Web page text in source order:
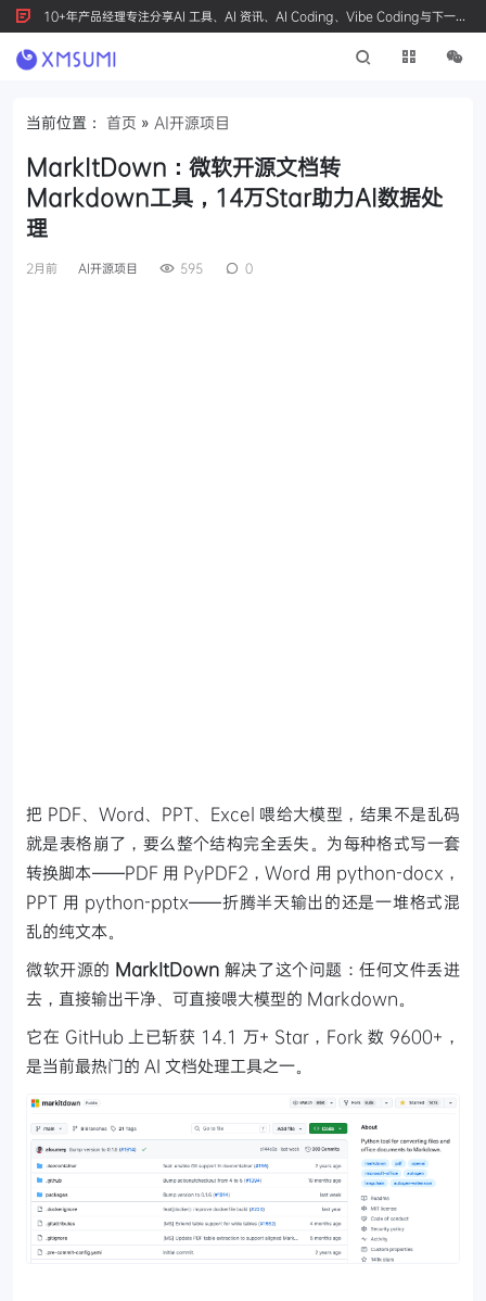
10+年产品经理专注分享AI 工具、AI 资讯、AI Coding、Vibe Coding与下一代
产品创新，按 Ctrl+D 收藏我们
当前位置： 首页 » AI开源项目
MarkItDown：微软开源文档转
Markdown工具，14万Star助力AI数据处
理
2月前 AI开源项目 595 0
把 PDF、Word、PPT、Excel 喂给大模型，结果不是乱码
就是表格崩了，要么整个结构完全丢失。为每种格式写一套
转换脚本——PDF 用 PyPDF2，Word 用 python-docx，
PPT 用 python-pptx——折腾半天输出的还是一堆格式混
乱的纯文本。
微软开源的 MarkItDown 解决了这个问题：任何文件丢进
去，直接输出干净、可直接喂大模型的 Markdown。
它在 GitHub 上已斩获 14.1 万+ Star，Fork 数 9600+，
是当前最热门的 AI 文档处理工具之一。